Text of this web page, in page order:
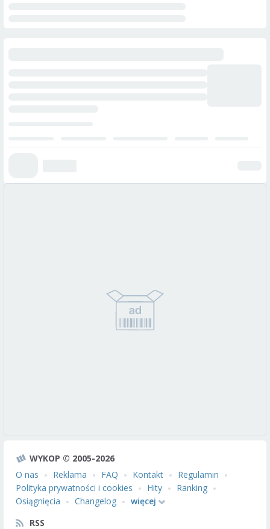
WYKOP © 2005-2026
O nas
Reklama FAQ Kontakt
Regulamin
Polityka prywatności i cookies
Hity
Ranking
Osiągnięcia
Changelog
więcej
RSS